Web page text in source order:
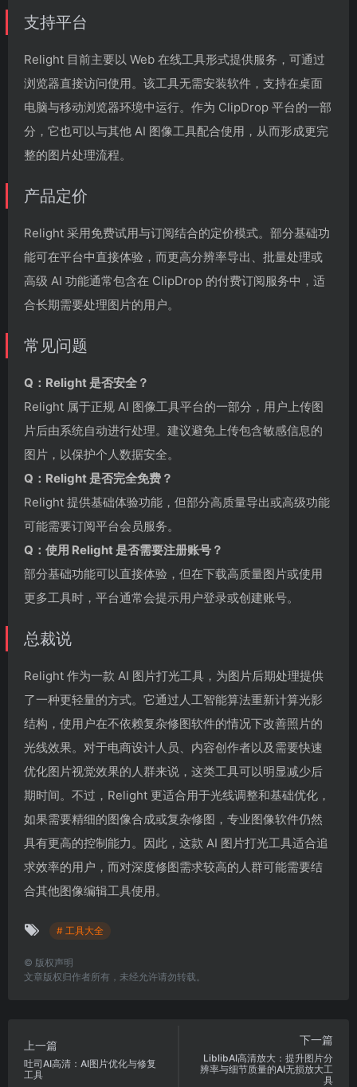
支持平台
Relight 目前主要以 Web 在线工具形式提供服务，可通过
浏览器直接访问使用。该工具无需安装软件，支持在桌面
电脑与移动浏览器环境中运行。作为 ClipDrop 平台的一部
分，它也可以与其他 AI 图像工具配合使用，从而形成更完
整的图片处理流程。
产品定价
Relight 采用免费试用与订阅结合的定价模式。部分基础功
能可在平台中直接体验，而更高分辨率导出、批量处理或
高级 AI 功能通常包含在 ClipDrop 的付费订阅服务中，适
合长期需要处理图片的用户。
常见问题
Q：Relight 是否安全？
Relight 属于正规 AI 图像工具平台的一部分，用户上传图
片后由系统自动进行处理。建议避免上传包含敏感信息的
图片，以保护个人数据安全。
Q：Relight 是否完全免费？
Relight 提供基础体验功能，但部分高质量导出或高级功能
可能需要订阅平台会员服务。
Q：使用 Relight 是否需要注册账号？
部分基础功能可以直接体验，但在下载高质量图片或使用
更多工具时，平台通常会提示用户登录或创建账号。
总裁说
Relight 作为一款 AI 图片打光工具，为图片后期处理提供
了一种更轻量的方式。它通过人工智能算法重新计算光影
结构，使用户在不依赖复杂修图软件的情况下改善照片的
光线效果。对于电商设计人员、内容创作者以及需要快速
优化图片视觉效果的人群来说，这类工具可以明显减少后
期时间。不过，Relight 更适合用于光线调整和基础优化，
如果需要精细的图像合成或复杂修图，专业图像软件仍然
具有更高的控制能力。因此，这款 AI 图片打光工具适合追
求效率的用户，而对深度修图需求较高的人群可能需要结
合其他图像编辑工具使用。
# 工具大全
© 版权声明
文章版权归作者所有，未经允许请勿转载。
上一篇
吐司AI高清：AI图片优化与修复
工具
下一篇
LiblibAI高清放大：提升图片分
辨率与细节质量的AI无损放大工
具